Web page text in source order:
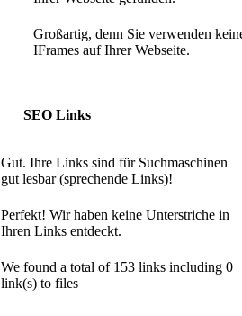
Großartig, denn Sie verwenden
IFrames auf Ihrer Webseite.
SEO Links
Gut. Ihre Links sind für Suchmaschinen
gut lesbar (sprechende Links)!
Perfekt! Wir haben keine Unterstriche in
Ihren Links entdeckt.
We found a total of 153 links including 0
link(s) to files